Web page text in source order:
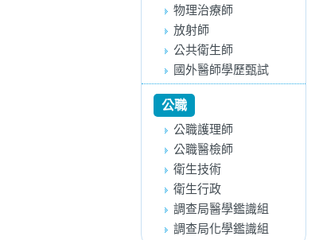
物理治療師
放射師
公共衛生師
國外醫師學歷甄試
公職
公職護理師
公職醫檢師
衛生技術
衛生行政
調查局醫學鑑識組
調查局化學鑑識組